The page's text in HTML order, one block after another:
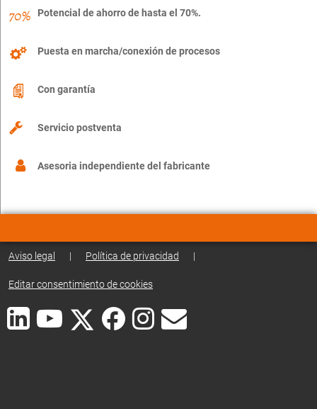
Potencial de ahorro de hasta el 70%.
Puesta en marcha/conexión de procesos
Con garantía
Servicio postventa
Asesoria independiente del fabricante
Aviso legal | Política de privacidad |
Editar consentimiento de cookies